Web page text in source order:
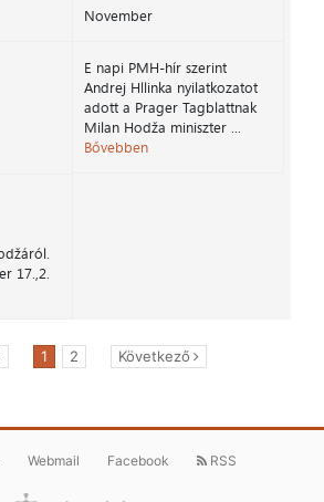
November
E napi PMH-hír szerint
Andrej Hllinka nyilatkozatot
adott a Prager Tagblattnak
Milan Hodža miniszter ...
Bővebben
17.,2.
1 2 Következő
Webmail Facebook RSS